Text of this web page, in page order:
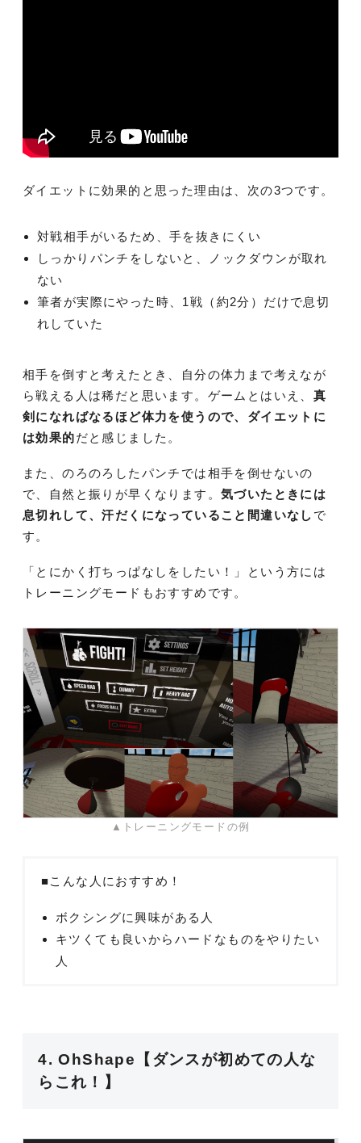
ダイエットに効果的と思った理由は、次の3つです。
対戦相手がいるため、手を抜きにくい
しっかりパンチをしないと、ノックダウンが取れ
ない
筆者が実際にやった時、1戦（約2分）だけで息切
れしていた
相手を倒すと考えたとき、自分の体力まで考えなが
ら戦える人は稀だと思います。ゲームとはいえ、 真
剣になればなるほど体力を使うので、ダイエットに
は効果的だと感じました。
また、のろのろしたパンチでは相手を倒せないの
で、自然と振りが早くなります。 気づいたときには
息切れして、汗だくになっていること間違いなし で
す。
「とにかく打ちっぱなしをしたい！」という方には
トレーニングモードもおすすめです。
▲トレーニングモードの例
■こんな人におすすめ！
ボクシングに興味がある人
キツくても良いからハードなものをやりたい
人
4. OhShape【ダンスが初めての人な
らこれ！】